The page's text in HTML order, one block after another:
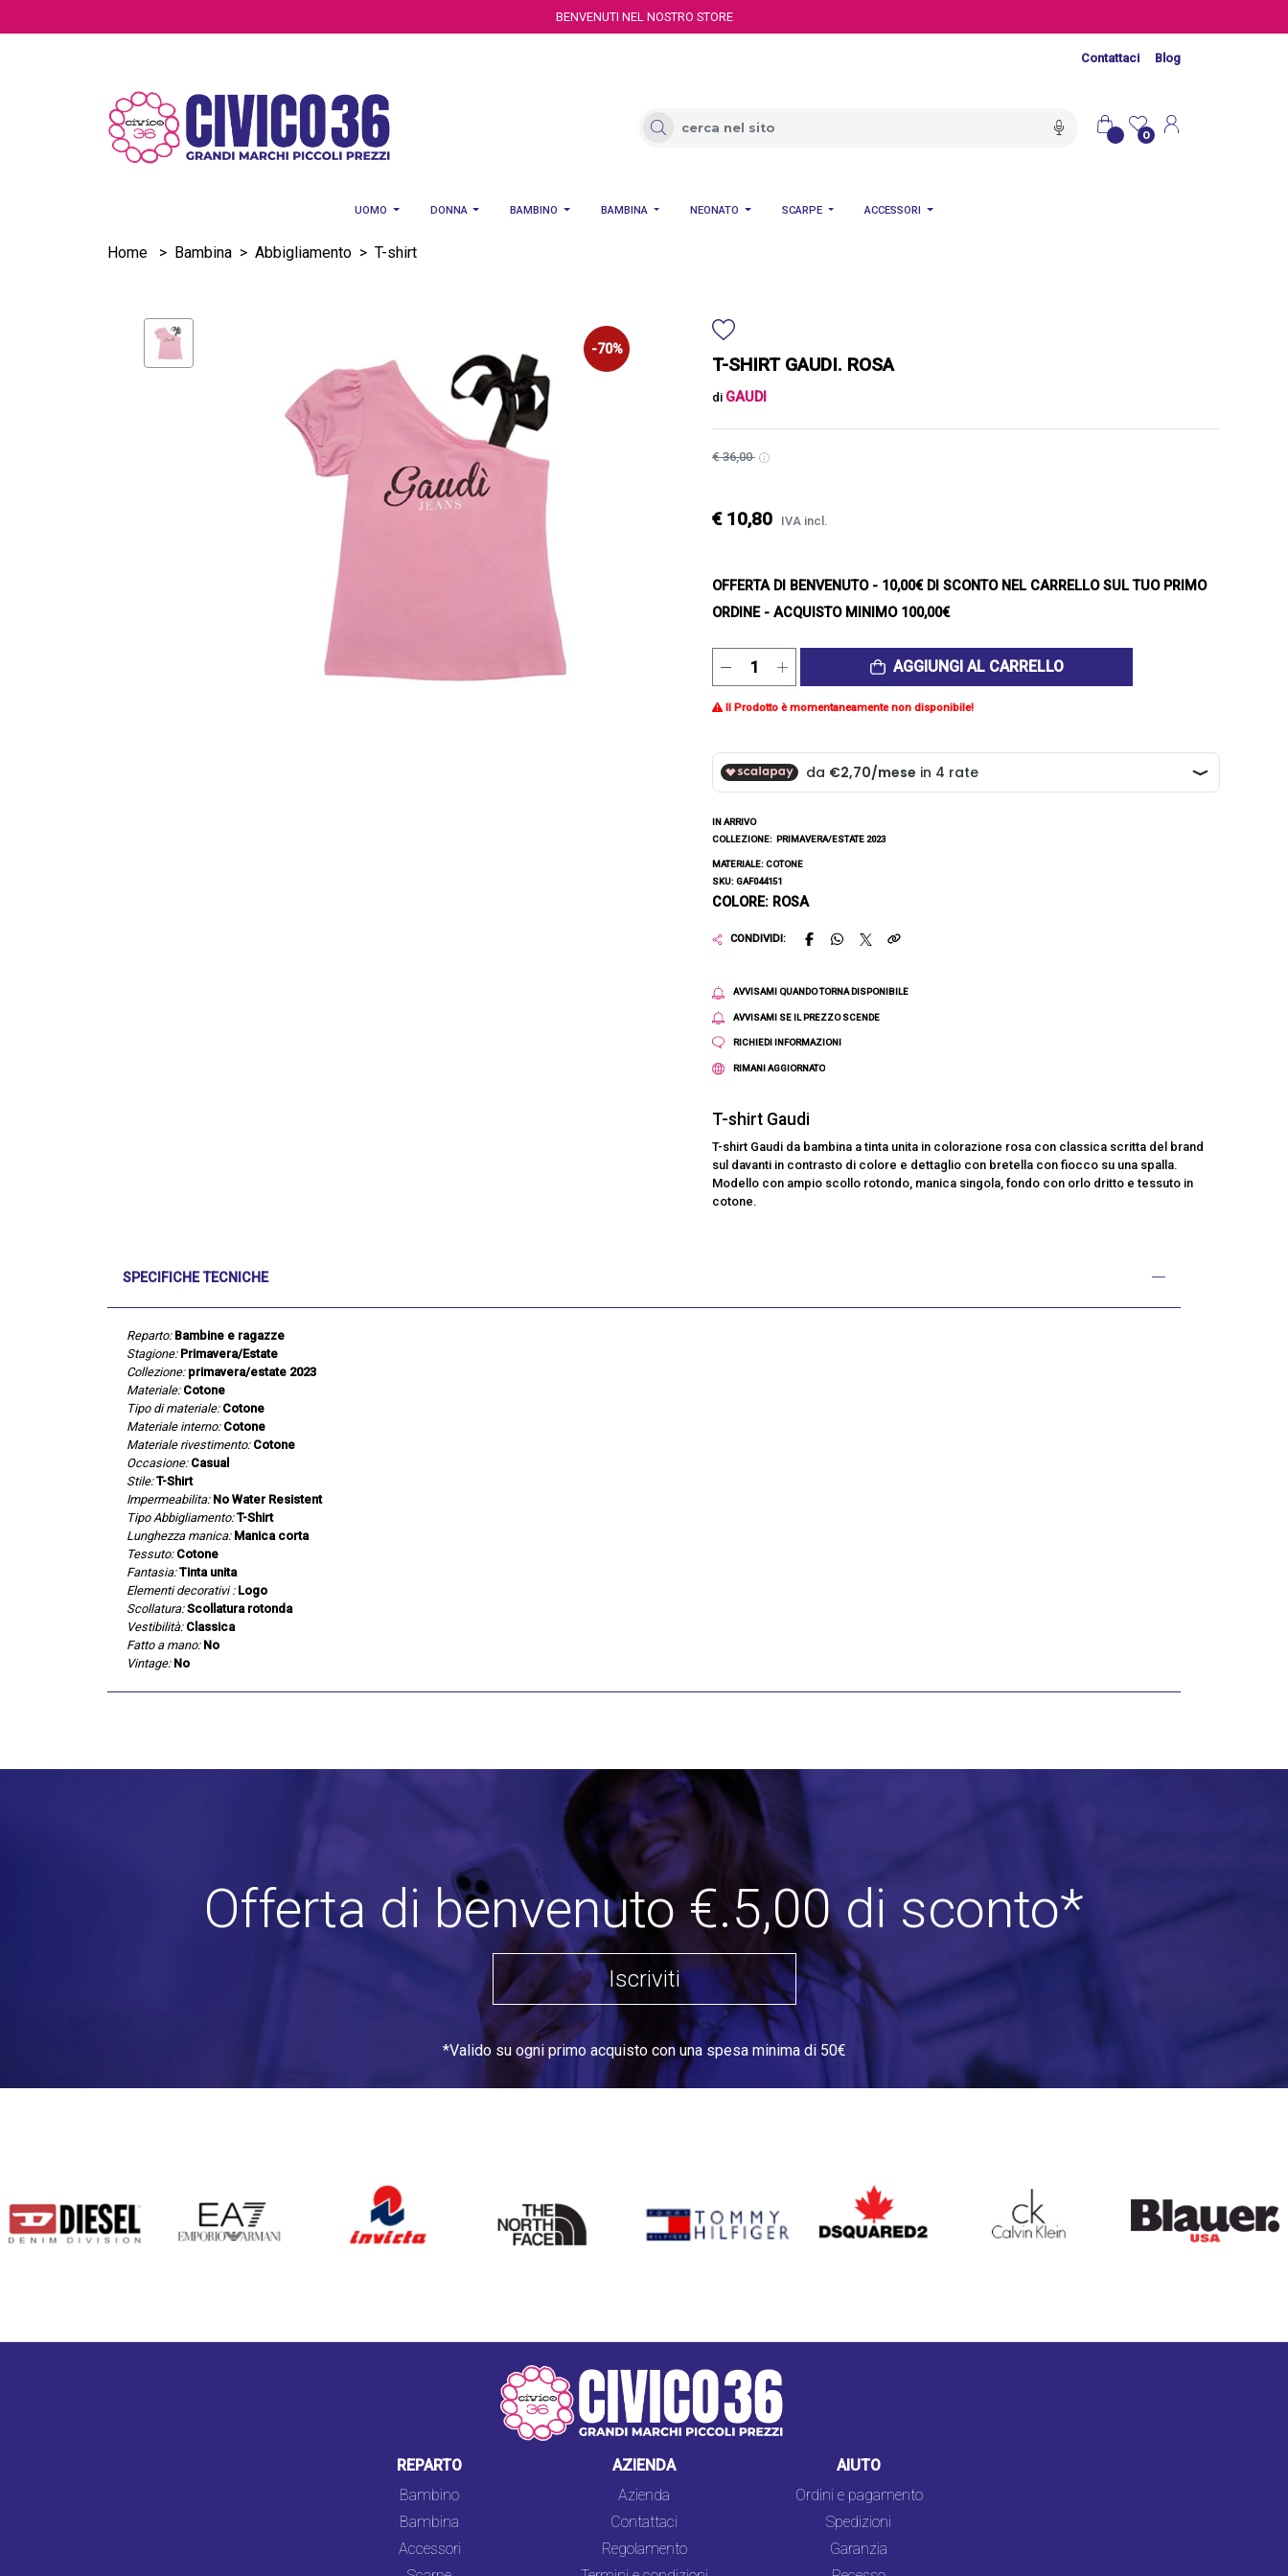
BENVENUTI NEL NOSTRO STORE
Contattaci Blog
0
UOMO DONNA BAMBINO BAMBINA NEONATO SCARPE ACCESSORI
Home > Bambina > Abbigliamento > T-shirt
-70%
T-SHIRT GAUDI. ROSA
di GAUDI
€ 36,00
€ 10,80 IVA incl.
OFFERTA DI BENVENUTO- 10,00€ DI SCONTO NEL CARRELLO SUL TUO PRIMO
ORDINE - ACQUISTO MINIMO 100,00€
AGGIUNGI AL CARRELLO
Il Prodotto è momentaneamente non disponibile!
IN ARRIVO
COLLEZIONE: PRIMAVERA/ESTATE 2023
MATERIALE: COTONE
SKU: GAF044151
COLORE: ROSA
CONDIVIDI:
AVVISAMI QUANDO TORNA DISPONIBILE
AVVISAMI SE IL PREZZO SCENDE
RICHIEDI INFORMAZIONI
RIMANI AGGIORNATO
T-shirt Gaudi
T-shirt Gaudi da bambina a tinta unita in colorazione rosa con classica scritta del brand
sul davanti in contrasto di colore e dettaglio con bretella con fiocco su una spalla.
Modello con ampio scollo rotondo, manica singola, fondo con orlo dritto e tessuto in
cotone.
SPECIFICHE TECNICHE
Reparto: Bambine e ragazze
Stagione: Primavera/Estate
Collezione: primavera/estate 2023
Materiale: Cotone
Tipo di materiale: Cotone
Materiale interno: Cotone
Materiale rivestimento: Cotone
Occasione: Casual
Stile: T-Shirt
Impermeabilita: No Water Resistent
Tipo Abbigliamento: T-Shirt
Lunghezza manica: Manica corta
Tessuto: Cotone
Fantasia: Tinta unita
Elementi decorativi : Logo
Scollatura: Scollatura rotonda
Vestibilità: Classica
Fatto a mano: No
Vintage: No
Offerta di benvenuto €.5,00 di sconto*
Iscriviti
*Valido su ogni primo acquisto con una spesa minima di 50€
INVICTA
NORTH
FACE
DSQUARED2 CALVIN KLEIN
REPARTO
Bambino
Bambina
Accessori
AZIENDA
Azienda
Contattaci
Regolamento
AIUTO
Ordini e pagamento
Spedizioni
Garanzia